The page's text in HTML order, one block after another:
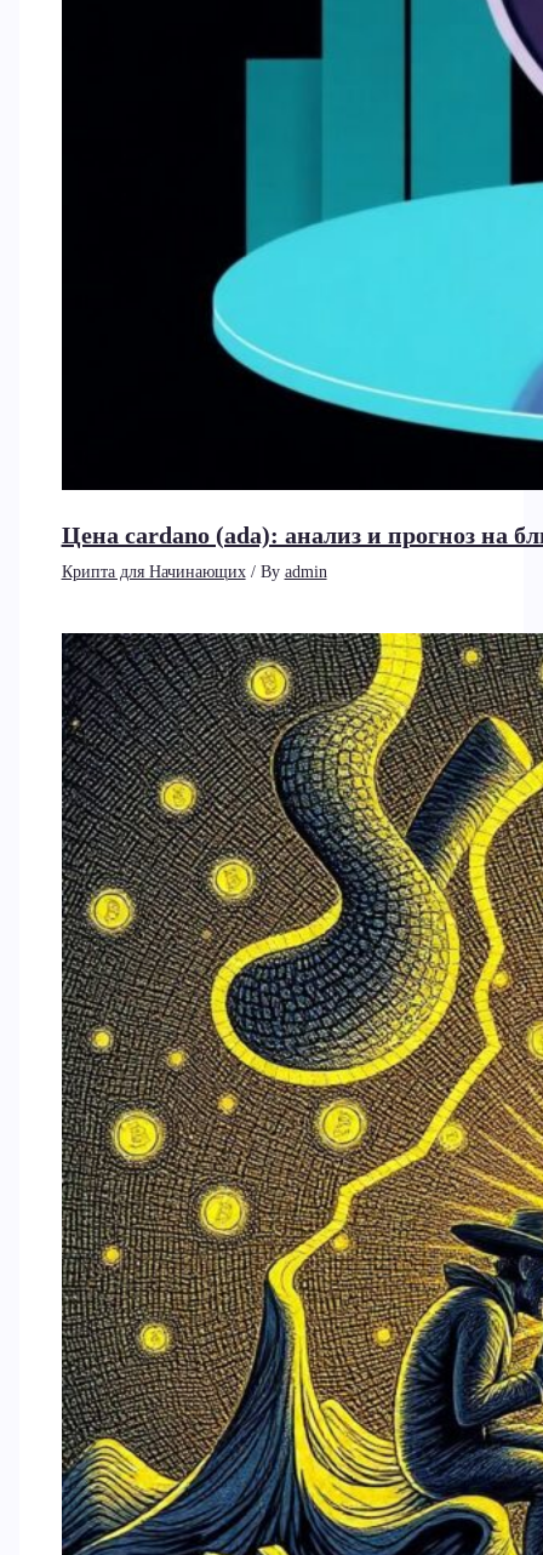
Цена cardano (ada): анализ и прогноз на
Крипта для Начинающих/ By admin